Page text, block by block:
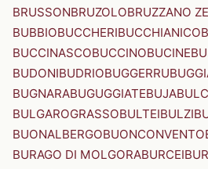
BRUSSONBRUZOLOBRUZZANO
BUBBIOBUCCHERIBUCCHIANICO
BUCCINASCOBUCCINOBUCINE
BUDONIBUDRIOBUGGERRU
BUGNARABUGUGGIATEBUJA
BULGAROGRASSOBULTEIBULZI
BUONALBERGOBUONCONVENTO
BURAGO DI MOLGORABURCEI